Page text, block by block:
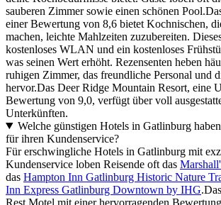
sauberen Zimmer sowie einen schönen
einer Bewertung von 8,6 bietet Kochnischen,
machen, leichte Mahlzeiten zuzubereiten.
kostenloses WLAN und ein kostenloses
was seinen Wert erhöht. Rezensenten heben
ruhigen Zimmer, das freundliche Personal und
hervor.Das Deer Ridge Mountain Resort, eine
Bewertung von 9,0, verfügt über voll
Unterkünften.
Welche günstigen Hotels in Gatlinburg
für ihren Kundenservice?
Für erschwingliche Hotels in Gatlinburg mit
Kundenservice loben Reisende oft das
das Hampton Inn Gatlinburg Historic Nature
Inn Express Gatlinburg Downtown by IHG
Rest Motel mit einer hervorragenden